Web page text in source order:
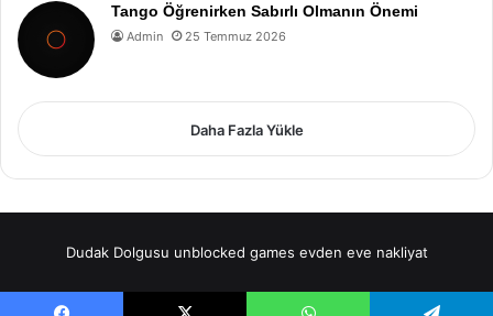
Tango Öğrenirken Sabırlı Olmanın Önemi
Admin 25 Temmuz 2026
Daha Fazla Yükle
Dudak Dolgusu unblocked games evden eve nakliyat